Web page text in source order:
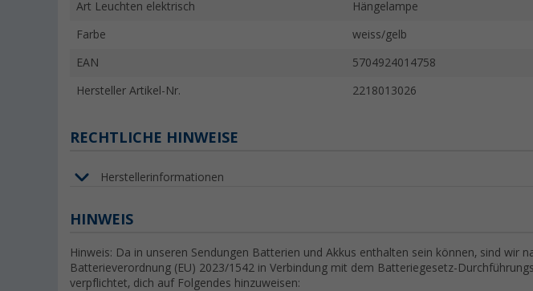
Art Leuchten elektrisch Hängelampe
Farbe weiss/gelb
EAN 5704924014758
Hersteller Artikel-Nr. 2218013026
RECHTLICHE HINWEISE
Herstellerinformationen
HINWEIS
Hinweis: Da in unseren Sendungen Batterien und Akkus enthalten sein können, sind wir
Batterieverordnung (EU) 2023/1542 in Verbindung mit dem Batteriegesetz-
verpflichtet, dich auf Folgendes hinzuweisen: